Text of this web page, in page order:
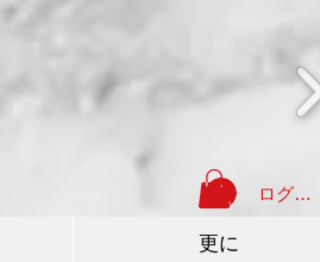
ログイン
更に